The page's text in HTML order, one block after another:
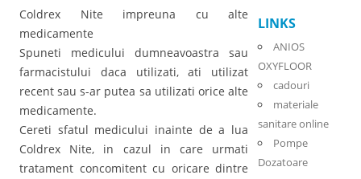
Coldrex Nite impreuna cu alte
medicamente
Spuneti medicului dumneavoastra sau
farmacistului daca utilizati, ati utilizat
recent sau s-ar putea sa utilizati orice alte
medicamente.
Cereti sfatul medicului inainte de a lua
Coldrex Nite, in cazul in care urmati
tratament concomitent cu oricare dintre
LINKS
ANIOS
OXYFLOOR
cadouri
materiale
sanitare online
Pompe
Dozatoare